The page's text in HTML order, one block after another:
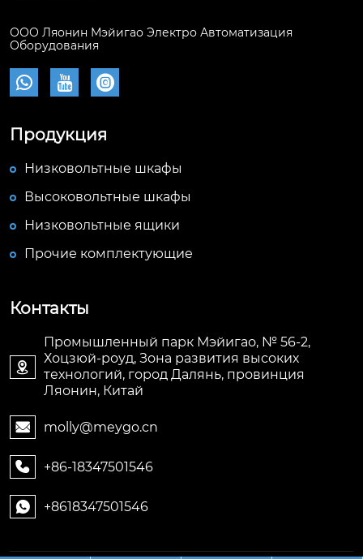
ООО Ляонин Мэйигао Электро Автоматизация
Оборудования
  
Продукция
Низковольтные шкафы
Высоковольтные шкафы
Низковольтные ящики
Прочие комплектующие
Контакты

Промышленный парк Мэйигао, № 56-2,
Хоцзюй-роуд, Зона развития высоких
технологий, город Далянь, провинция
Ляонин, Китай
 molly@meygo.cn
 +86-18347501546
 +8618347501546